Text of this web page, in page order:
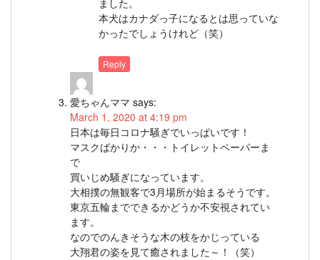
本犬はカナダっ子になるとは思っていな
かったでしょうけれど（笑）
Reply
愛ちゃんママ says:
March 1, 2020 at 4:19 pm
日本は毎日コロナ騒ぎでいっぱいです！
マスクばかりか・・・トイレットペーパーま
で
買いじめ騒ぎになっています。
大相撲の無観客で3月場所が始まるそうです。
東京五輪までできるかどうか不安視されてい
ます。
なのでのんきそうな木の枝をかじっている
大翔君の姿を見て癒されました～！（笑）